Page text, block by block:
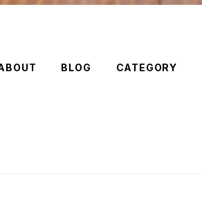
BLOG CATEGORY